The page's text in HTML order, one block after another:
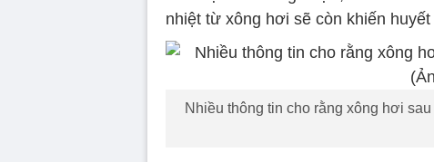
nhiệt từ xông hơi sẽ còn khiến
Nhiều thông tin cho rằng xông hơi